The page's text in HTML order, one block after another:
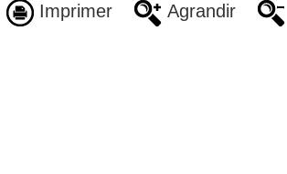
Imprimer Agrandir